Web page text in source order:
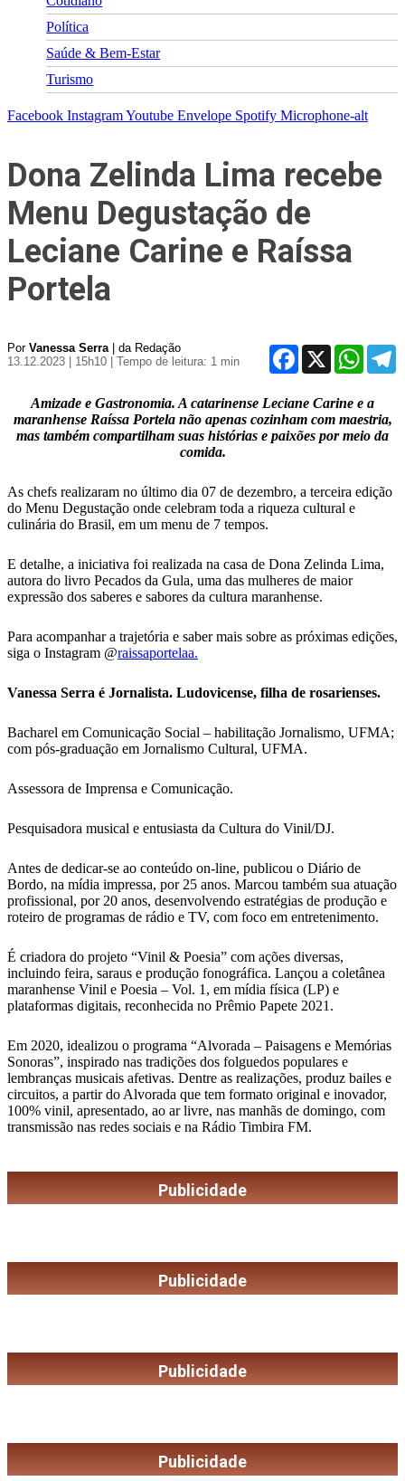
Política
Saúde & Bem-Estar
Turismo
Facebook InstagramYoutube Envelope Spotify Microphone-alt
Dona Zelinda Lima recebe
Menu Degustação de
Leciane Carine e Raíssa
Portela
Por Vanessa Serra| da Redação
13.12.2023 | 15h10
| Tempo de leitura: 1 min
Facebook
X
Amizade e Gastronomia. A catarinense Leciane Carine e a
maranhense Raíssa Portela não apenas cozinham com maestria,
mas também compartilham suas histórias e paixões por meio da
comida.
As chefs realizaram no último dia 07 de dezembro, a terceira edição
do Menu Degustação onde celebram toda a riqueza cultural e
culinária do Brasil, em um menu de 7 tempos.
E detalhe, a iniciativa foi realizada na casa de Dona Zelinda Lima,
autora do livro Pecados da Gula, uma das mulheres de maior
expressão dos saberes e sabores da cultura maranhense.
Para acompanhar a trajetória e saber mais sobre as próximas edições,
siga o Instagram @raissaportelaa.
Vanessa Serra é Jornalista. Ludovicense, filha de rosarienses.
Bacharel em Comunicação Social – habilitação Jornalismo, UFMA;
com pós-graduação em Jornalismo Cultural, UFMA.
Assessora de Imprensa e Comunicação.
Pesquisadora musical e entusiasta da Cultura do Vinil/DJ.
Antes de dedicar-se ao conteúdo on-line, publicou o Diário de
Bordo, na mídia impressa, por 25 anos. Marcou também sua atuação
profissional, por 20 anos, desenvolvendo estratégias de produção e
roteiro de programas de rádio e TV, com foco em entretenimento.
É criadora do projeto “Vinil & Poesia” com ações diversas,
incluindo feira, saraus e produção fonográfica. Lançou a coletânea
maranhense Vinil e Poesia – Vol. 1, em mídia física (LP) e
plataformas digitais, reconhecida no Prêmio Papete 2021.
Em 2020, idealizou o programa “Alvorada – Paisagens e Memórias
Sonoras”, inspirado nas tradições dos folguedos populares e
lembranças musicais afetivas. Dentre as realizações, produz bailes e
circuitos, a partir do Alvorada que tem formato original e inovador,
100% vinil, apresentado, ao ar livre, nas manhãs de domingo, com
transmissão nas redes sociais e na Rádio Timbira FM.
Publicidade
Publicidade
Publicidade
Publicidade